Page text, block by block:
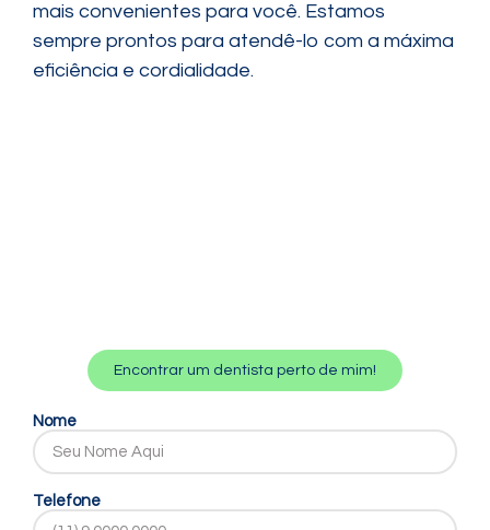
mais convenientes para você. Estamos
sempre prontos para atendê-lo com a máxima
eficiência e cordialidade.
Encontrar um dentista perto de mim!
Nome
Telefone